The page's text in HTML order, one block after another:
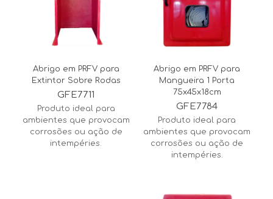
Abrigo em PRFV para
Extintor Sobre Rodas
GFE7711
Produto ideal para
ambientes que provocam
corrosões ou ação de
intempéries.
Abrigo em PRFV para
Mangueira 1 Porta
75x45x18cm
GFE7784
Produto ideal para
ambientes que provocam
corrosões ou ação de
intempéries.